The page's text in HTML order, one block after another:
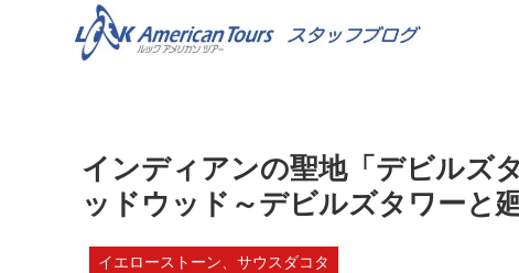
インディアンの聖地「デビル
ッドウッド～デビルズタワーと
イエローストーン、サウスダコタ